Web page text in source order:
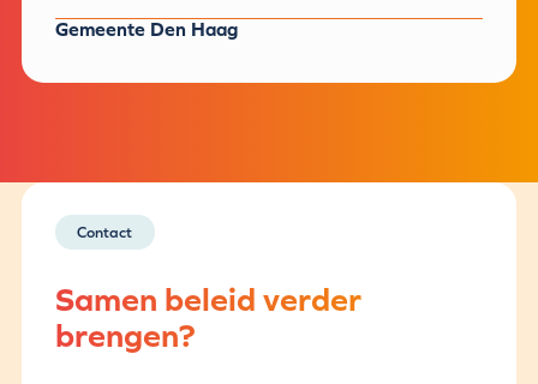
Gemeente Den Haag
Contact
Samen beleid verder
brengen?